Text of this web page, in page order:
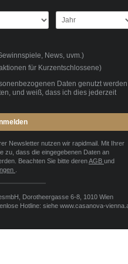
News, uvm.)
für Kurzentschlossene)
Daten genutzt
und weiß, dass ich dies jederzeit
Newsletter nutzen wir rapidmail. Mit Ihrer
zu, dass die eingegebenen Daten an
Beachten Sie bitte derenAGB und
Dorotheergasse 6-8, 1010 Wien
Hotline: siehe www.casanova-